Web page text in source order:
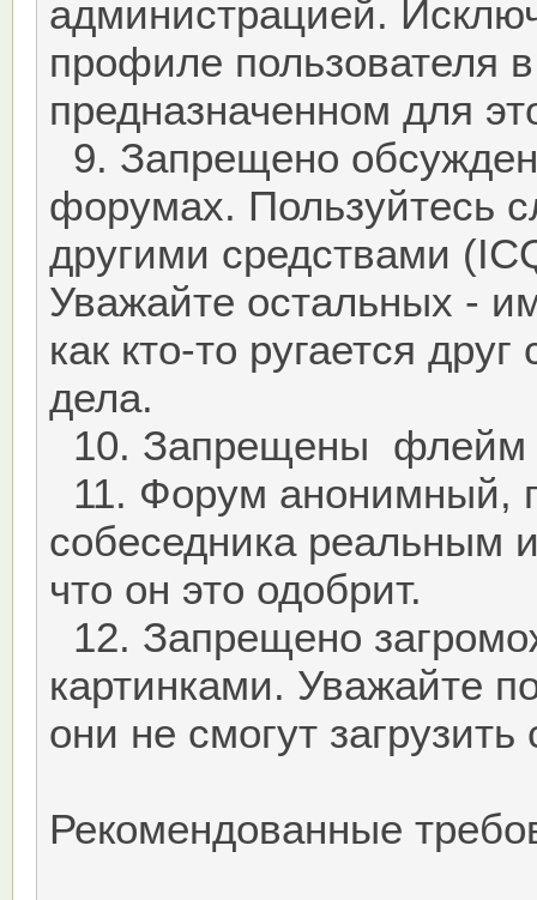
администрацией.
профиле пользователя
предназначенном для
9. Запрещено
форумах. Пользуйтесь
другими средствами
Уважайте остальных -
как кто-то ругается
дела.
10. Запрещены флейм
11. Форум анонимный,
собеседника реальным
что он это одобрит.
12. Запрещено
картинками. Уважайте
они не смогут загрузить
Рекомендованные